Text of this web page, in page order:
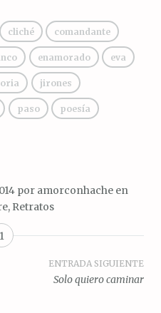
cliché comandante
enamorado eva
jirones
paso poesía
por amorconhache en
, Retratos
1
ENTRADA SIGUIENTE
Solo quiero caminar